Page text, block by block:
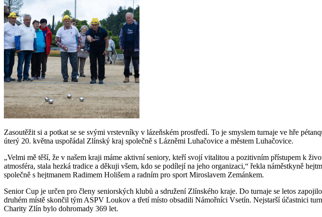
Zasoutěžit si a potkat se se svými vrstevníky v lázeňském prostředí. To je smyslem turnaje ve hře
úterý 20. května uspořádal Zlínský kraj společně s Lázněmi Luhačovice a městem Luhačovice.
„Velmi mě těší, že v našem kraji máme aktivní seniory, kteří svojí vitalitou a pozitivním přístupem k
atmosféra, stala hezká tradice a děkuji všem, kdo se podílejí na jeho organizaci,“ řekla náměstkyně
společně s hejtmanem Radimem Holišem a radním pro sport Miroslavem Zemánkem.
Senior Cup je určen pro členy seniorských klubů a sdružení Zlínského kraje. Do turnaje se letos
druhém místě skončil tým ASPV Loukov a třetí místo obsadili Námořníci Vsetín. Nejstarší účastnici
Charity Zlín bylo dohromady 369 let.